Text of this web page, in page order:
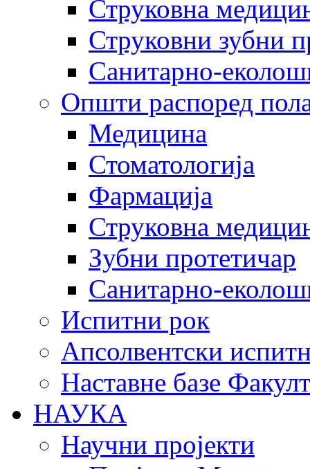
Струковна
Струковни зубни
Санитарно-
Општи распоред
Медицина
Стоматологија
Фармација
Струковна
Зубни протетичар
Санитарно-
Испитни рок
Апсолвентски
Наставне базе
НАУКА
Научни пројекти